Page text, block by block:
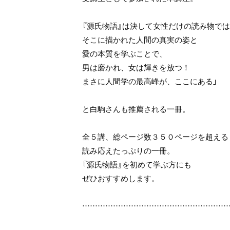
『源氏物語』は決して女性だけの読み物では
そこに描かれた人間の真実の姿と
愛の本質を学ぶことで、
男は磨かれ、女は輝きを放つ！
まさに人間学の最高峰が、ここにある」
と白駒さんも推薦される一冊。
全５講、総ページ数３５０ページを超える
読み応えたっぷりの一冊。
『源氏物語』を初めて学ぶ方にも
ぜひおすすめします。